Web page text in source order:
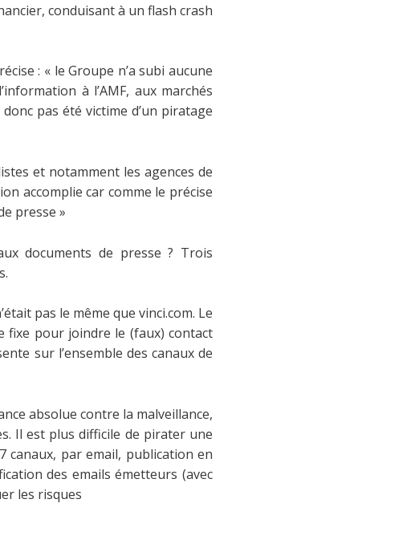
conduisant à un flash crash
: « le Groupe n’a subi aucune
à l’AMF, aux marchés
pas été victime d’un piratage
et notamment les agences de
accomplie car comme le précise
presse »
documents de presse ? Trois
pas le même que vinci.com. Le
fixe pour joindre le (faux) contact
sur l’ensemble des canaux de
absolue contre la malveillance,
Il est plus difficile de pirater une
par email, publication en
des emails émetteurs (avec
les risques